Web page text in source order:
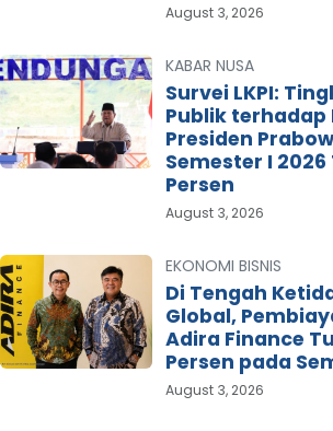
August 3, 2026
KABAR NUSA
Survei LKPI:
Publik terhadap
Presiden
Semester I 2026
Persen
August 3, 2026
EKONOMI BISNIS
Di Tengah
Global,
Adira Finance
Persen pada
August 3, 2026